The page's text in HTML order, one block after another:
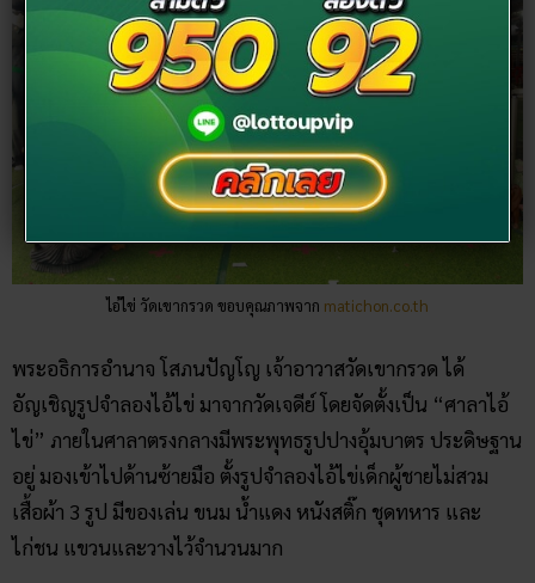
ไอ้ไข่ วัดเขากรวด ขอบคุณภาพจาก matichon.co.th
พระอธิการอำนาจ โสภนปัญโญ เจ้าอาวาสวัดเขากรวด ได้
อัญเชิญรูปจำลองไอ้ไข่ มาจากวัดเจดีย์ โดยจัดตั้งเป็น “ศาลาไอ้
ไข่” ภายในศาลาตรงกลางมีพระพุทธรูปปางอุ้มบาตร ประดิษฐาน
อยู่ มองเข้าไปด้านซ้ายมือ ตั้งรูปจำลองไอ้ไข่เด็กผู้ชายไม่สวม
เสื้อผ้า 3 รูป มีของเล่น ขนม น้ำแดง หนังสติ๊ก ชุดทหาร และ
ไก่ชน แขวนและวางไว้จำนวนมาก